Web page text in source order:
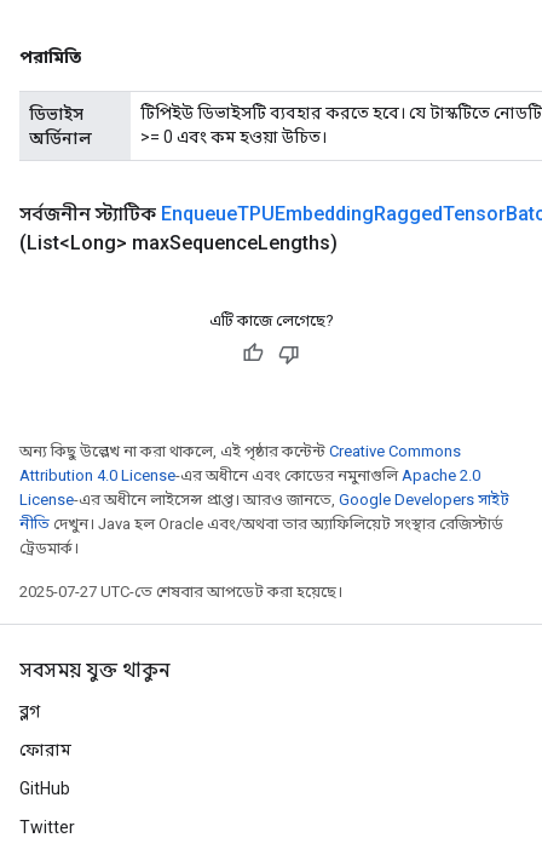
পরামিতি
ডিভাইস
অর্ডিনাল
টিপিইউ ডিভাইসটি ব্যবহার করতে হবে। যে টাস্কটিতে
>= 0 এবং কম হওয়া উচিত।
সর্বজনীন স্ট্যাটিক EnqueueTPUEmbeddingRaggedTensor
(List<Long> maxSequenceLengths)
এটি কাজে লেগেছে?
অন্য কিছু উল্লেখ না করা থাকলে, এই পৃষ্ঠার কন্টেন্ট Creative Commons
Attribution 4.0 License-এর অধীনে এবং কোডের নমুনাগুলিApache 2.0
License-এর অধীনে লাইসেন্স প্রাপ্ত। আরও জানতে, Google Developers সাইট
নীতি দেখুন। Java হল Oracle এবং/অথবা তার অ্যাফিলিয়েট সংস্থার রেজিস্টার্ড
ট্রেডমার্ক।
2025-07-27 UTC-তে শেষবার আপডেট করা হয়েছে।
সবসময় যুক্ত থাকুন
ব্লগ
ফোরাম
GitHub
Twitter